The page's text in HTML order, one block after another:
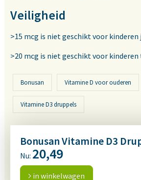
Veiligheid
>15 mcg is niet geschikt voor kinderen
>20 mcg is niet geschikt voor
Bonusan Vitamine D voor ouderen
Vitamine D3 druppels
Bonusan Vitamine D3
Nu: 20,49
in winkelwagen